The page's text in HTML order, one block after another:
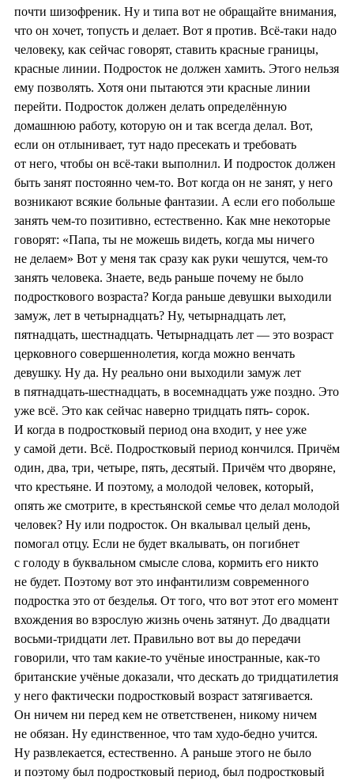
почти шизофреник. Ну и типа вот не обращайте внимания,
что он хочет, топусть и делает. Вот я против. Всё-таки надо
человеку, как сейчас говорят, ставить красные границы,
красные линии. Подросток не должен хамить. Этого нельзя
ему позволять. Хотя они пытаются эти красные линии
перейти. Подросток должен делать определённую
домашнюю работу, которую он и так всегда делал. Вот,
если он отлынивает, тут надо пресекать и требовать
от него, чтобы он всё-таки выполнил. И подросток должен
быть занят постоянно чем-то. Вот когда он не занят, у него
возникают всякие больные фантазии. А если его побольше
занять чем-то позитивно, естественно. Как мне некоторые
говорят: «Папа, ты не можешь видеть, когда мы ничего
не делаем» Вот у меня так сразу как руки чешутся, чем-то
занять человека. Знаете, ведь раньше почему не было
подросткового возраста? Когда раньше девушки выходили
замуж, лет в четырнадцать? Ну, четырнадцать лет,
пятнадцать, шестнадцать. Четырнадцать лет — это возраст
церковного совершеннолетия, когда можно венчать
девушку. Ну да. Ну реально они выходили замуж лет
в пятнадцать-шестнадцать, в восемнадцать уже поздно. Это
уже всё. Это как сейчас наверно тридцать пять- сорок.
И когда в подростковый период она входит, у нее уже
у самой дети. Всё. Подростковый период кончился. Причём
один, два, три, четыре, пять, десятый. Причём что дворяне,
что крестьяне. И поэтому, а молодой человек, который,
опять же смотрите, в крестьянской семье что делал молодой
человек? Ну или подросток. Он вкалывал целый день,
помогал отцу. Если не будет вкалывать, он погибнет
с голоду в буквальном смысле слова, кормить его никто
не будет. Поэтому вот это инфантилизм современного
подростка это от безделья. От того, что вот этот его момент
вхождения во взрослую жизнь очень затянут. До двадцати
восьми-тридцати лет. Правильно вот вы до передачи
говорили, что там какие-то учёные иностранные, как-то
британские учёные доказали, что дескать до тридцатилетия
у него фактически подростковый возраст затягивается.
Он ничем ни перед кем не ответственен, никому ничем
не обязан. Ну единственное, что там худо-бедно учится.
Ну развлекается, естественно. А раньше этого не было
и поэтому был подростковый период, был подростковый